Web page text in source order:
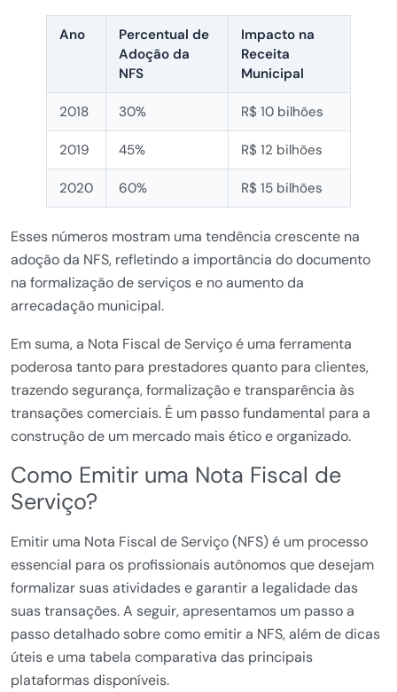
Ano
Percentual de
Adoção da
NFS
Impacto na
Receita
Municipal
2018 30% R$ 10 bilhões
2019 45% R$ 12 bilhões
2020 60% R$ 15 bilhões
Esses números mostram uma tendência crescente na
adoção da NFS, refletindo a importância do documento
na formalização de serviços e no aumento da
arrecadação municipal.
Em suma, a Nota Fiscal de Serviço é uma ferramenta
poderosa tanto para prestadores quanto para clientes,
trazendo segurança, formalização e transparência às
transações comerciais. É um passo fundamental para a
construção de um mercado mais ético e organizado.
Como Emitir uma Nota Fiscal de
Serviço?
Emitir uma Nota Fiscal de Serviço (NFS) é um processo
essencial para os profissionais autônomos que desejam
formalizar suas atividades e garantir a legalidade das
suas transações. A seguir, apresentamos um passo a
passo detalhado sobre como emitir a NFS, além de dicas
úteis e uma tabela comparativa das principais
plataformas disponíveis.